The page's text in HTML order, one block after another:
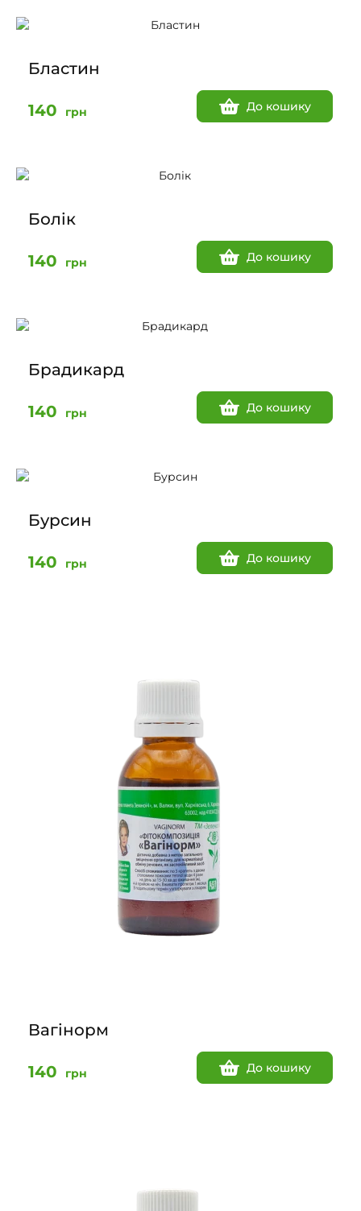
Бластин
140 грн До кошику
Болік
140 грн До кошику
Брадикард
140 грн До кошику
Бурсин
140 грн До кошику
Вагінорм
140 грн До кошику